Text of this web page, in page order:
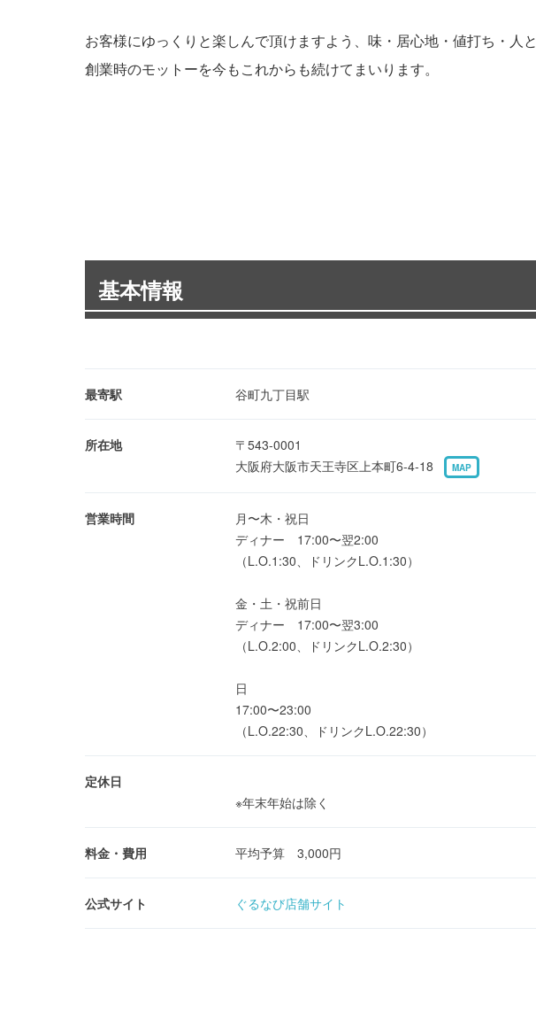
お客様にゆっくりと楽しんで頂けますよう、味・居心地・値打ち・人と
創業時のモットーを今もこれからも続けてまいります。
基本情報
最寄駅 谷町九丁目駅
所在地
〒543-0001
大阪府大阪市天王寺区上本町6-4-18
MAP
営業時間
月〜木・祝日
ディナー 17:00〜翌2:00
（L.O.1:30、ドリンクL.O.1:30）
金・土・祝前日
ディナー 17:00〜翌3:00
（L.O.2:00、ドリンクL.O.2:30）
日
17:00〜23:00
（L.O.22:30、ドリンクL.O.22:30）
定休日
※年末年始は除く
料金・費用 平均予算 3,000円
公式サイト ぐるなび店舗サイト